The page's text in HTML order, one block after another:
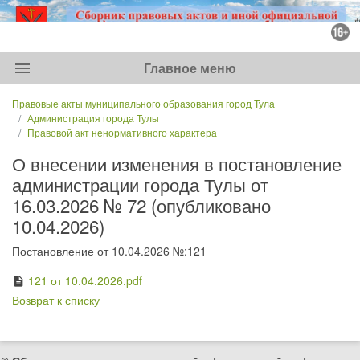
menu Главное меню
Правовые акты муниципального образования город Тула
Администрация города Тулы
Правовой акт ненормативного характера
О внесении изменения в постановление
администрации города Тулы от
16.03.2026 № 72 (опубликовано
10.04.2026)
Постановление от 10.04.2026 №:121
description 121 от 10.04.2026.pdf
Возврат к списку